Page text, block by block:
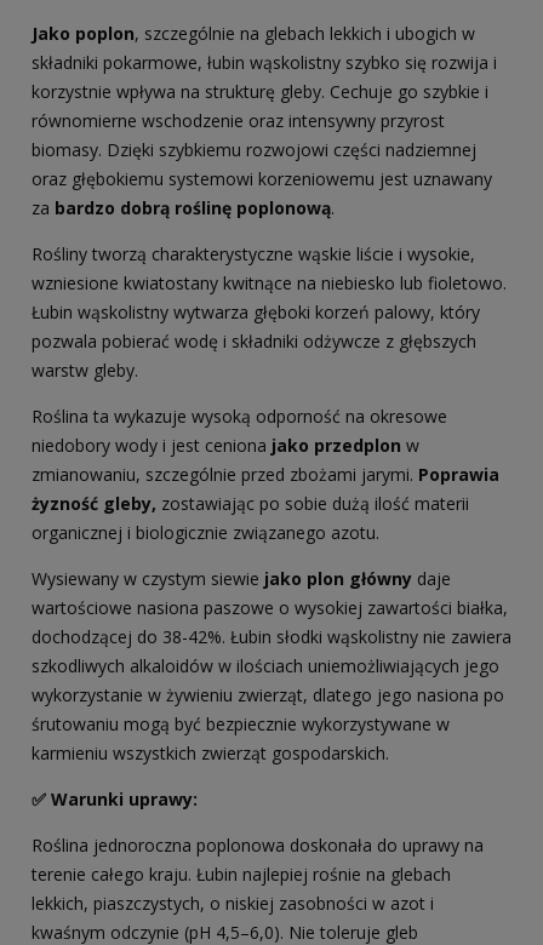
Jako poplon, szczególnie na glebach lekkich i ubogich w
składniki pokarmowe, łubin wąskolistny szybko się rozwija i
korzystnie wpływa na strukturę gleby. Cechuje go szybkie i
równomierne wschodzenie oraz intensywny przyrost
biomasy. Dzięki szybkiemu rozwojowi części nadziemnej
oraz głębokiemu systemowi korzeniowemu jest uznawany
za bardzo dobrą roślinę poplonową.
Rośliny tworzą charakterystyczne wąskie liście i wysokie,
wzniesione kwiatostany kwitnące na niebiesko lub fioletowo.
Łubin wąskolistny wytwarza głęboki korzeń palowy, który
pozwala pobierać wodę i składniki odżywcze z głębszych
warstw gleby.
Roślina ta wykazuje wysoką odporność na okresowe
niedobory wody i jest ceniona jako przedplon w
zmianowaniu, szczególnie przed zbożami jarymi. Poprawia
żyzność gleby, zostawiając po sobie dużą ilość materii
organicznej i biologicznie związanego azotu.
Wysiewany w czystym siewie jako plon główny daje
wartościowe nasiona paszowe o wysokiej zawartości białka,
dochodzącej do 38-42%. Łubin słodki wąskolistny nie zawiera
szkodliwych alkaloidów w ilościach uniemożliwiających jego
wykorzystanie w żywieniu zwierząt, dlatego jego nasiona po
śrutowaniu mogą być bezpiecznie wykorzystywane w
karmieniu wszystkich zwierząt gospodarskich.
✅ Warunki uprawy:
Roślina jednoroczna poplonowa doskonała do uprawy na
terenie całego kraju. Łubin najlepiej rośnie na glebach
lekkich, piaszczystych, o niskiej zasobności w azot i
kwaśnym odczynie (pH 4,5–6,0). Nie toleruje gleb